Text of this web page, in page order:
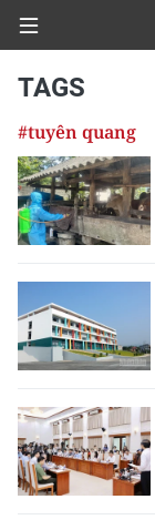
CHÍNH TRỊ
KINH TẾ
XÃ HỘI
PHÁP LUẬT
DU LỊCH
THẾ GIỚI
TAGS
#tuyên quang